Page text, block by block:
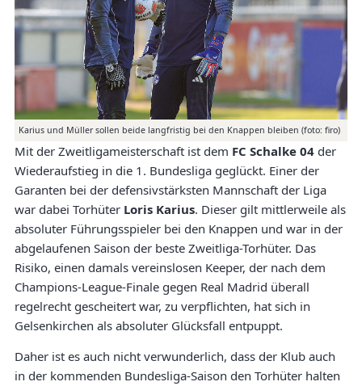
Karius und Müller sollen beide langfristig bei den Knappen bleiben (foto: firo)
Mit der Zweitligameisterschaft ist dem FC Schalke 04 der
Wiederaufstieg in die 1. Bundesliga geglückt. Einer der
Garanten bei der defensivstärksten Mannschaft der Liga
war dabei Torhüter Loris Karius. Dieser gilt mittlerweile als
absoluter Führungsspieler bei den Knappen und war in der
abgelaufenen Saison der beste Zweitliga-Torhüter. Das
Risiko, einen damals vereinslosen Keeper, der nach dem
Champions-League-Finale gegen Real Madrid überall
regelrecht gescheitert war, zu verpflichten, hat sich in
Gelsenkirchen als absoluter Glücksfall entpuppt.
Daher ist es auch nicht verwunderlich, dass der Klub auch
in der kommenden Bundesliga-Saison den Torhüter halten